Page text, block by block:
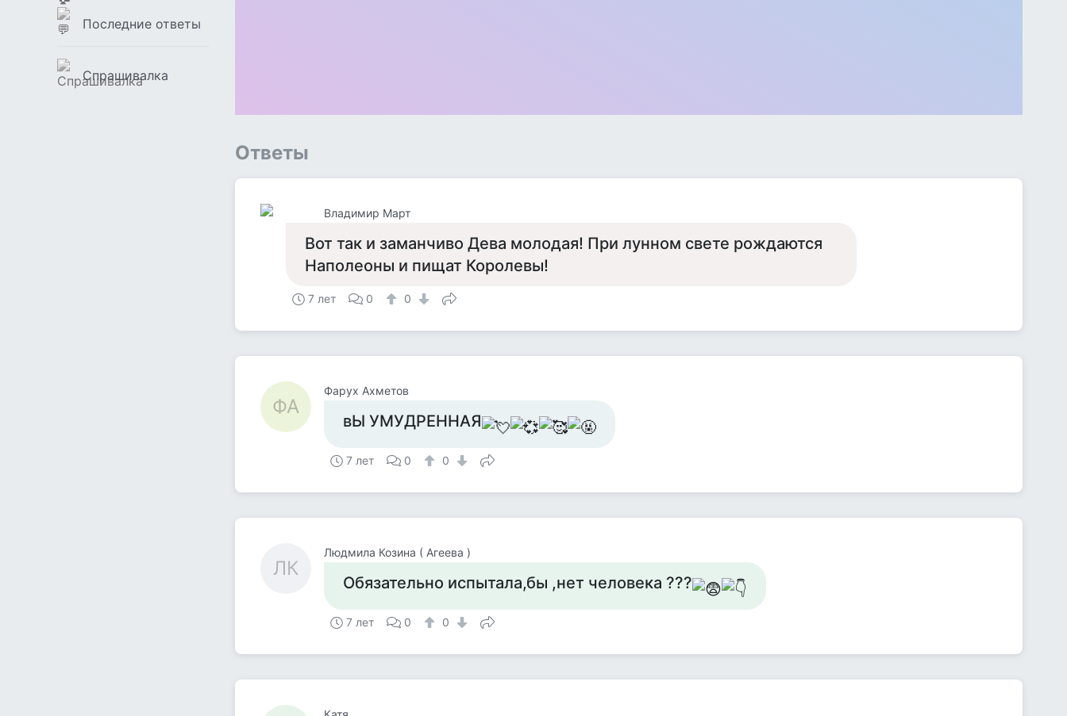
Последние ответы
Спрашивалка
Ответы
Владимир Март
Вот так и заманчиво Дева молодая! При лунном свете рождаются
Наполеоны и пищат Королевы!
7 лет 0 0
ФА
Фарух Ахметов
вЫ УМУДРЕННАЯ
7 лет 0 0
ЛК
Людмила Козина ( Агеева )
Обязательно испытала,бы ,нет человека ???
7 лет 0 0